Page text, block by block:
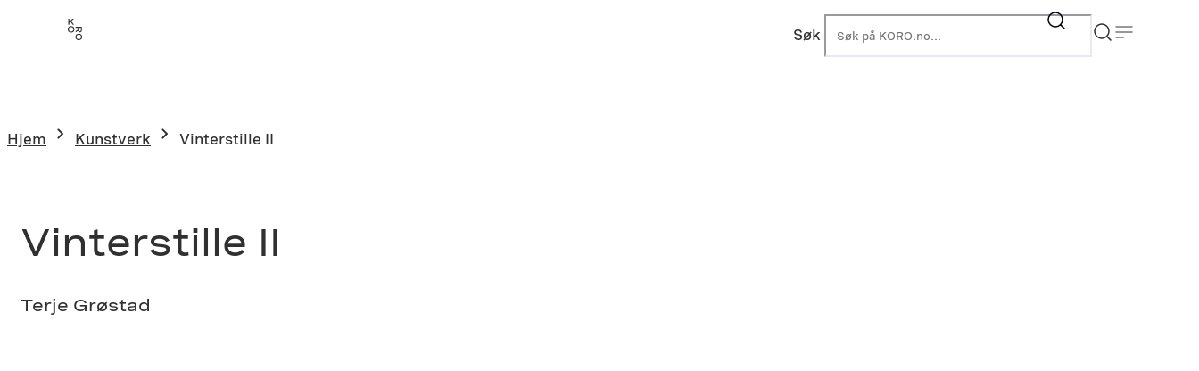
Søk
Hjem Kunstverk Vinterstille II
Vinterstille II
Terje Grøstad